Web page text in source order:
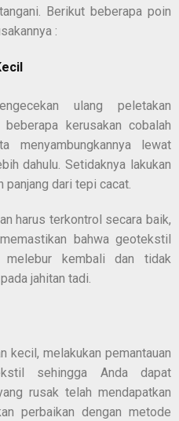
Berikut beberapa poin
:
ulang peletakan
kerusakan cobalah
menyambungkannya lewat
dahulu. Setidaknya lakukan
dari tepi cacat.
harus terkontrol secara baik,
bahwa geotekstil
kembali dan tidak
jahitan tadi.
kecil, melakukan pemantauan
sehingga Anda dapat
rusak telah mendapatkan
perbaikan dengan metode